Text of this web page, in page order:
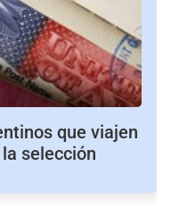
que viajen
selección